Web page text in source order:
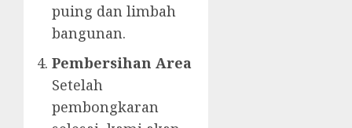
puing dan limbah
bangunan.
Pembersihan Area
Setelah
pembongkaran